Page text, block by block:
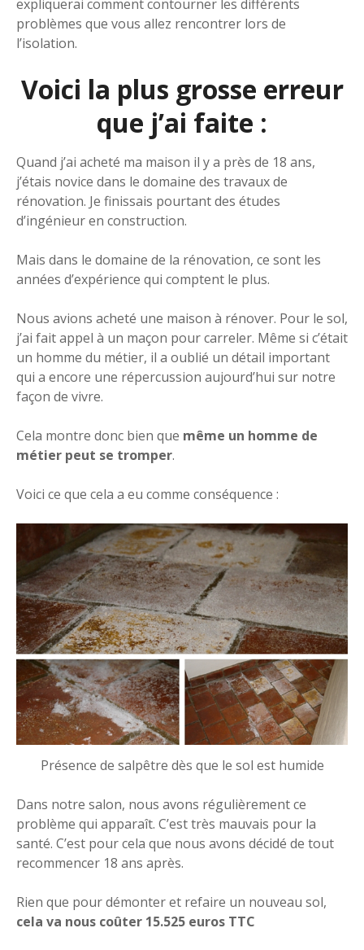
expliquerai comment contourner les différents
problèmes que vous allez rencontrer lors de
l’isolation.
Voici la plus grosse erreur
que j’ai faite :
Quand j’ai acheté ma maison il y a près de 18 ans,
j’étais novice dans le domaine des travaux de
rénovation. Je finissais pourtant des études
d’ingénieur en construction.
Mais dans le domaine de la rénovation, ce sont les
années d’expérience qui comptent le plus.
Nous avions acheté une maison à rénover. Pour le sol,
j’ai fait appel à un maçon pour carreler. Même si c’était
un homme du métier, il a oublié un détail important
qui a encore une répercussion aujourd’hui sur notre
façon de vivre.
Cela montre donc bien que même un homme de
métier peut se tromper.
Voici ce que cela a eu comme conséquence :
Présence de salpêtre dès que le sol est humide
Dans notre salon, nous avons régulièrement ce
problème qui apparaît. C’est très mauvais pour la
santé. C’est pour cela que nous avons décidé de tout
recommencer 18 ans après.
Rien que pour démonter et refaire un nouveau sol,
cela va nous coûter 15.525 euros TTC